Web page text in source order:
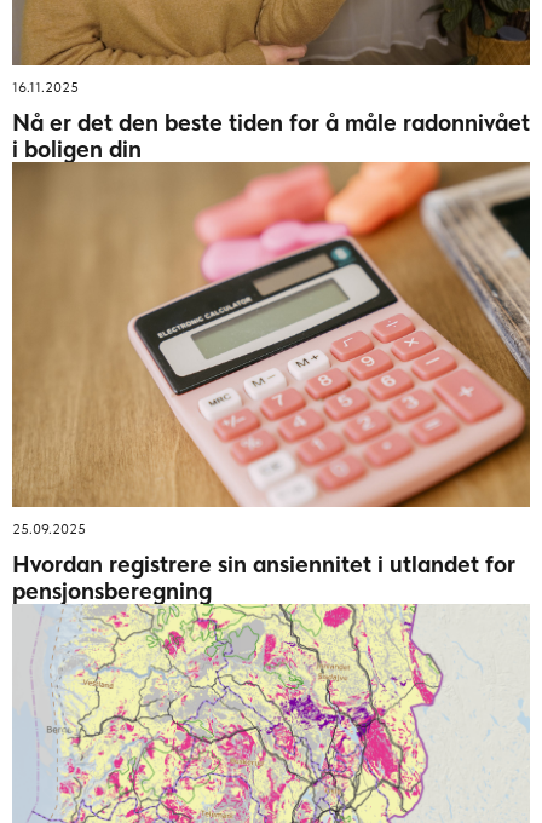
16.11.2025
Nå er det den beste tiden for å måle radonnivået
i boligen din
25.09.2025
Hvordan registrere sin ansiennitet i utlandet for
pensjonsberegning